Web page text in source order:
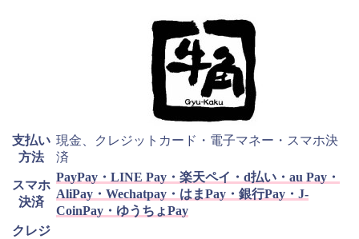
支払い
方法
現金、クレジットカード・電子マネー・スマホ決
済
スマホ
決済
PayPay・LINE Pay・楽天ペイ・d払い・au Pay・
AliPay・Wechatpay・はまPay・銀行Pay・J-
CoinPay・ゆうちょPay
クレジ